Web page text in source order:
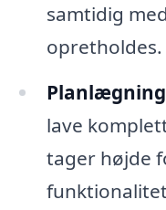
samtidig
opretholdes.
lave
tager højde